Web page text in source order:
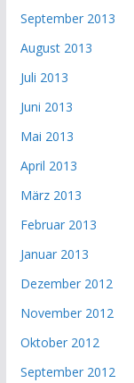
September 2013
August 2013
Juli 2013
Juni 2013
Mai 2013
April 2013
März 2013
Februar 2013
Januar 2013
Dezember 2012
November 2012
Oktober 2012
September 2012